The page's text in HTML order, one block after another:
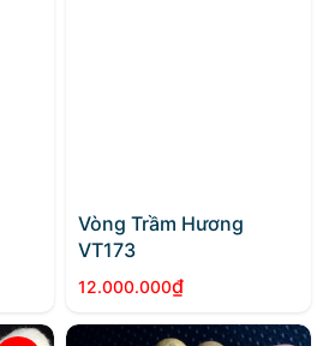
Vòng Trầm Hương
VT173
12.000.000₫